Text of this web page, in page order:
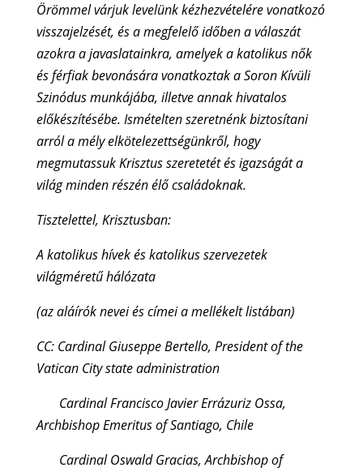
Örömmel várjuk levelünk kézhezvételére vonatkozó
visszajelzését, és a megfelelő időben a válaszát
azokra a javaslatainkra, amelyek a katolikus nők
és férfiak bevonására vonatkoztak a Soron Kívüli
Szinódus munkájába, illetve annak hivatalos
előkészítésébe. Ismételten szeretnénk biztosítani
arról a mély elkötelezettségünkről, hogy
megmutassuk Krisztus szeretetét és igazságát a
világ minden részén élő családoknak.
Tisztelettel, Krisztusban:
A katolikus hívek és katolikus szervezetek
világméretű hálózata
(az aláírók nevei és címei a mellékelt listában)
CC: Cardinal Giuseppe Bertello, President of the
Vatican City state administration
Cardinal Francisco Javier Errázuriz Ossa,
Archbishop Emeritus of Santiago, Chile
Cardinal Oswald Gracias, Archbishop of